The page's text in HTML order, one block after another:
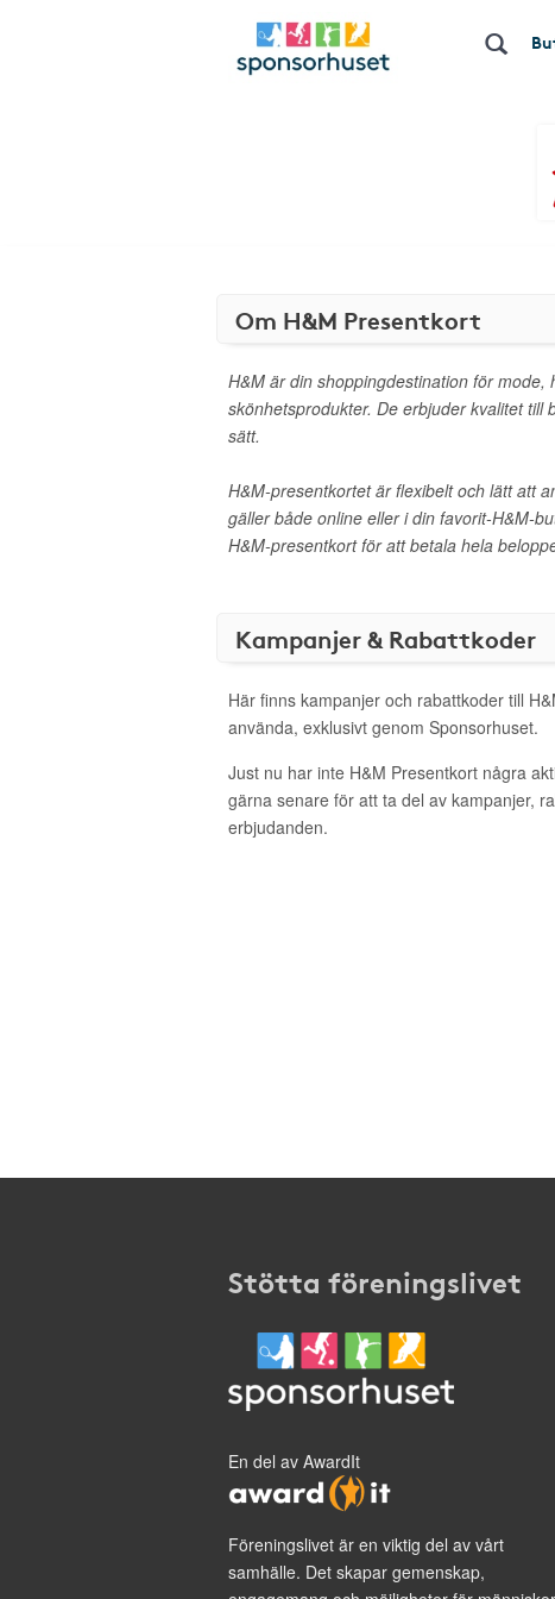
Om H&M Presentkort
H&M är din shoppingdestination för mode,
skönhetsprodukter. De erbjuder kvalitet till
sätt.
H&M-presentkortet är flexibelt och lätt att
gäller både online eller i din favorit-H&M-
H&M-presentkort för att betala hela
Kampanjer & Rabattkoder
Här finns kampanjer och rabattkoder till
använda, exklusivt genom Sponsorhuset.
Just nu har inte H&M Presentkort några
gärna senare för att ta del av kampanjer,
erbjudanden.
Stötta föreningslivet
En del av AwardIt
Föreningslivet är en viktig del av vårt
samhälle. Det skapar gemenskap,